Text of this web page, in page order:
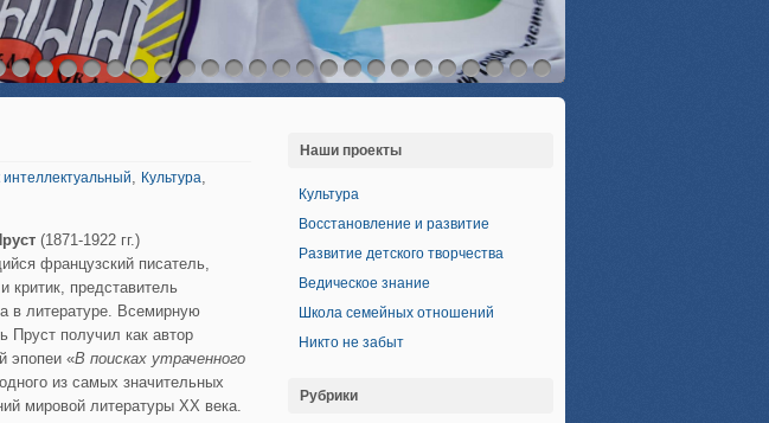
интеллектуальный, Культура,
(1871-1922 гг.)
французский писатель,
критик, представитель
в литературе. Всемирную
Пруст получил как автор
эпопеи «В поисках утраченного
из самых значительных
мировой литературы XX века.
Наши проекты
Культура
Восстановление и развитие
Развитие детского творчества
Ведическое знание
Школа семейных отношений
Никто не забыт
Рубрики